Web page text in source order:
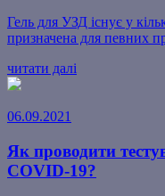
Гель для УЗД існує у
призначена для певних
читати далі
06.09.2021
Як проводити
COVID-19?